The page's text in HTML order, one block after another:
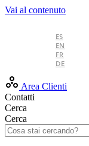
Vai al contenuto
ES
EN
FR
DE
Area Clienti
Contatti
Cerca
Cerca